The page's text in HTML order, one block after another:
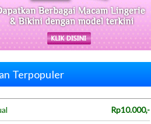
Terpopuler
Rp10.000,-